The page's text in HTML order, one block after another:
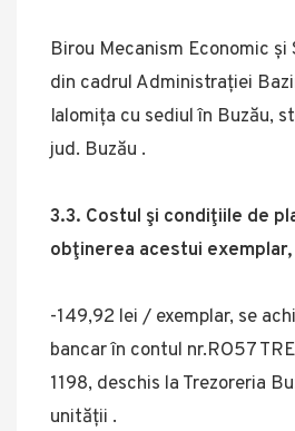
Birou Mecanism Economic
din cadrul Administrației
Ialomița cu sediul în Buzău,
jud. Buzău .
3.3. Costul şi condiţiile de
obţinerea acestui
-149,92 lei / exemplar, se
bancar în contul nr.RO57
1198, deschis la Trezoreria
unității .